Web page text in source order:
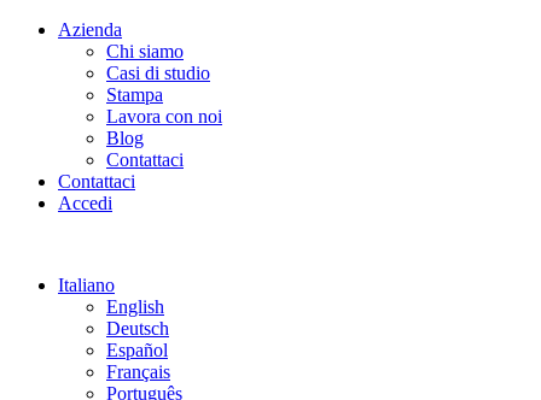
Azienda
Chi siamo
Casi di studio
Stampa
Lavora con noi
Blog
Contattaci
Contattaci
Accedi
Italiano
English
Deutsch
Español
Français
Português